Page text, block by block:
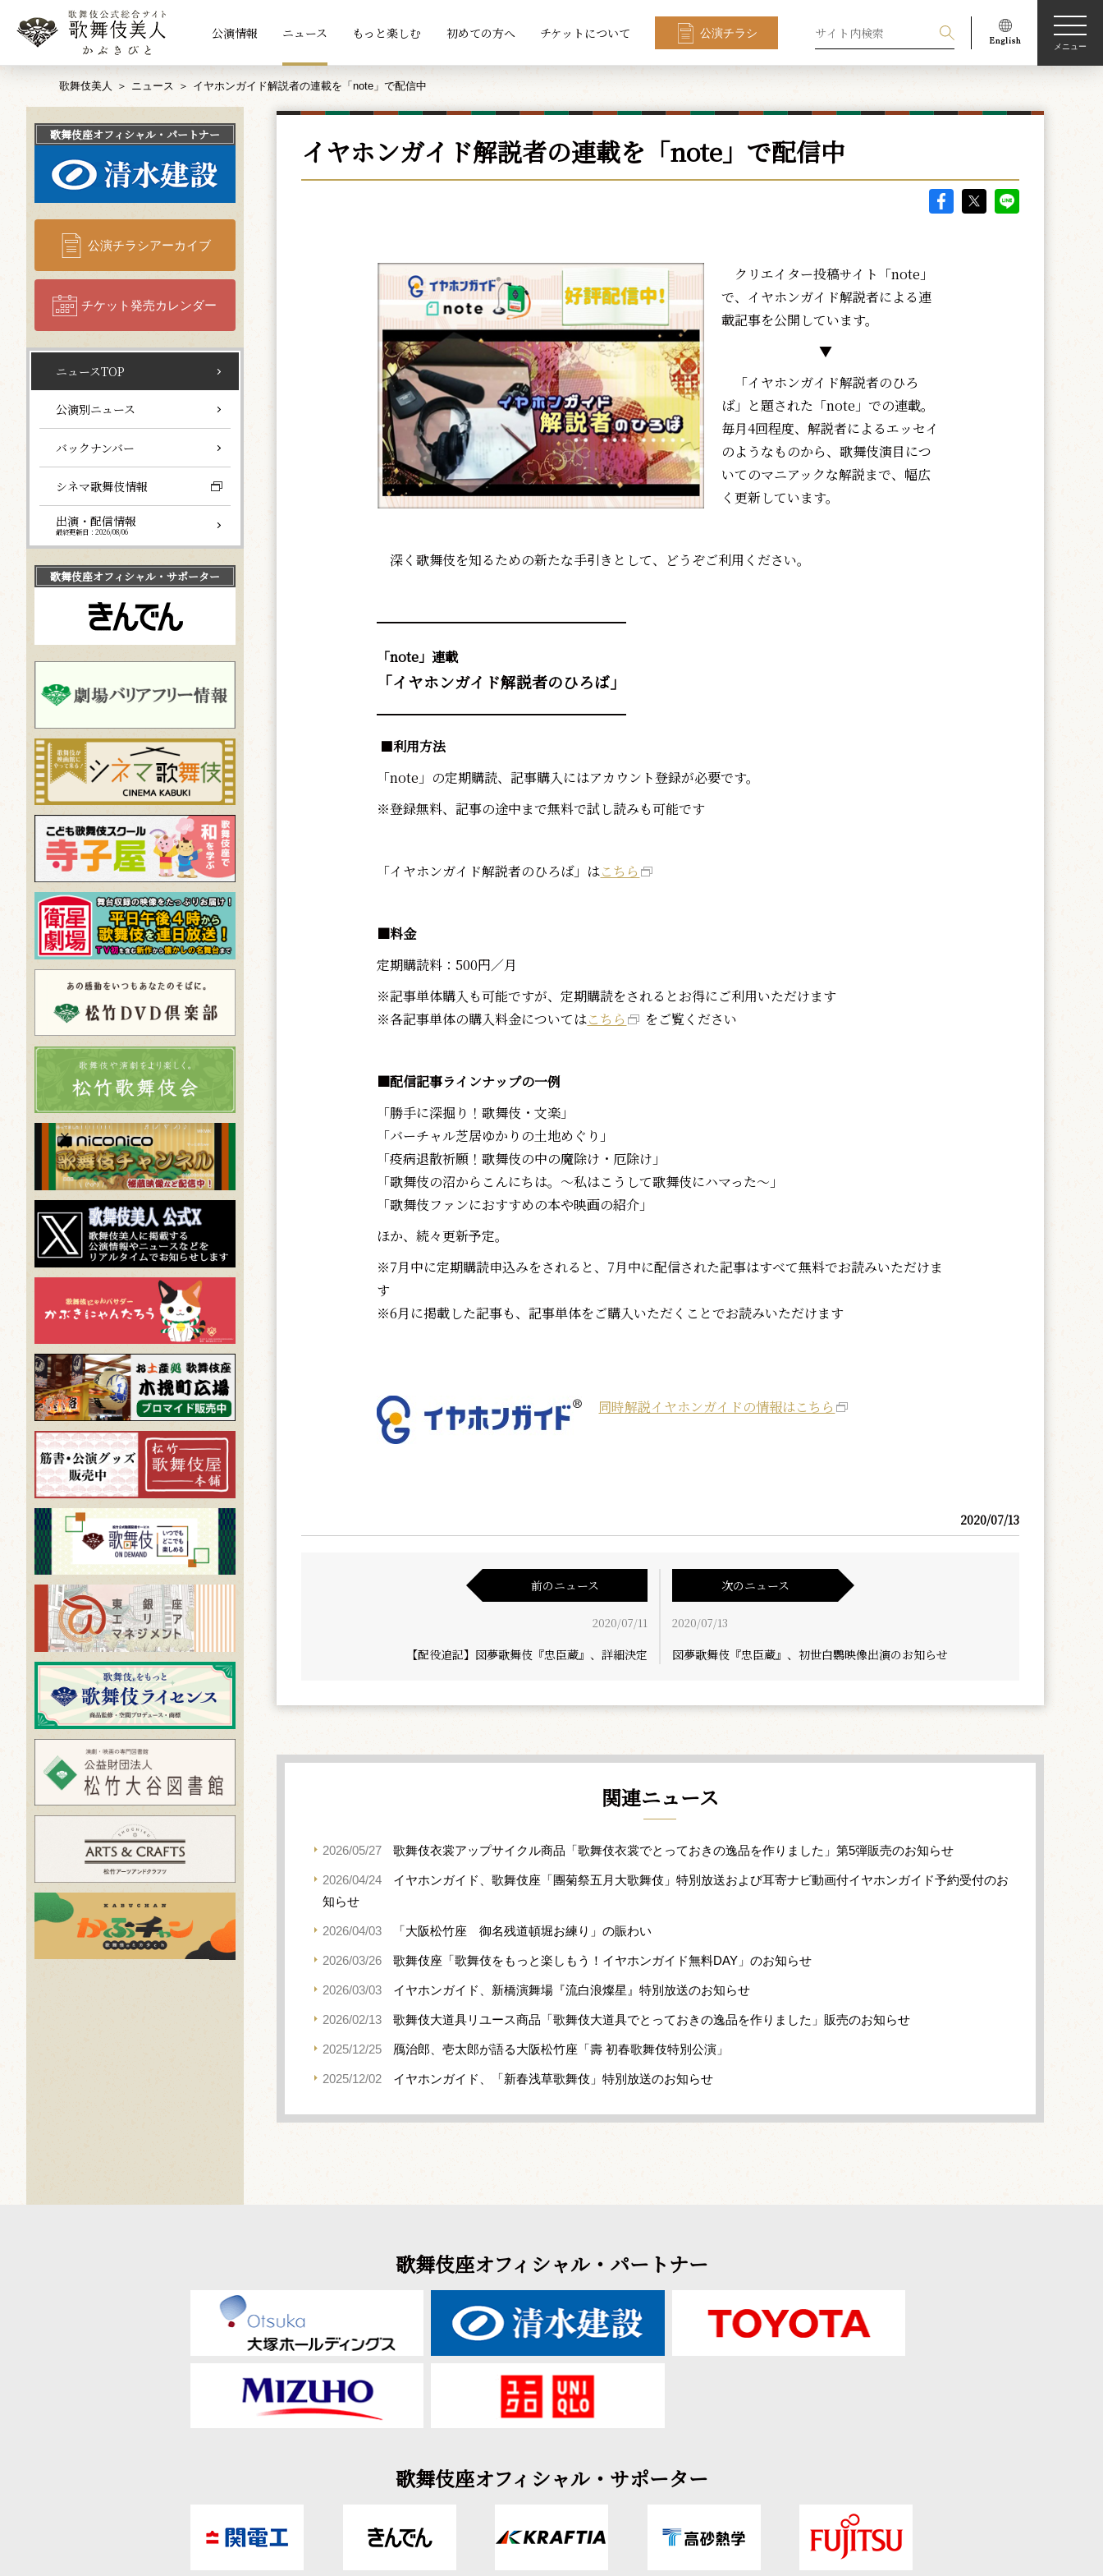
公演情報 ニュース もっと楽しむ 初めての方へ チケットについて 公演チラシ
メニュー
歌舞伎美人 ニュース イヤホンガイド解説者の連載を「note」で配信中
イヤホンガイド解説者の連載を「note」で配信中
クリエイター投稿サイト「note」
で、イヤホンガイド解説者による連
載記事を公開しています。
▼
「イヤホンガイド解説者のひろ
ば」と題された「note」での連載。
毎月4回程度、解説者によるエッセイ
のようなものから、歌舞伎演目につ
いてのマニアックな解説まで、幅広
く更新しています。
深く歌舞伎を知るための新たな手引きとして、どうぞご利用ください。
━━━━━━━━━━━━━━━━━━━
「note」連載
「イヤホンガイド解説者のひろば」
━━━━━━━━━━━━━━━━━━━
■利用方法
「note」の定期購読、記事購入にはアカウント登録が必要です。
※登録無料、記事の途中まで無料で試し読みも可能です
「イヤホンガイド解説者のひろば」はこちら
■料金
定期購読料：500円／月
※記事単体購入も可能ですが、定期購読をされるとお得にご利用いただけます
※各記事単体の購入料金についてはこちら をご覧ください
■配信記事ラインナップの一例
「勝手に深掘り！歌舞伎・文楽」
「バーチャル芝居ゆかりの土地めぐり」
「疫病退散祈願！歌舞伎の中の魔除け・厄除け」
「歌舞伎の沼からこんにちは。〜私はこうして歌舞伎にハマった〜」
「歌舞伎ファンにおすすめの本や映画の紹介」
ほか、続々更新予定。
※7月中に定期購読申込みをされると、7月中に配信された記事はすべて無料でお読みいただけま
す
※6月に掲載した記事も、記事単体をご購入いただくことでお読みいただけます
同時解説イヤホンガイドの情報はこちら
2020/07/13
前のニュース
2020/07/11
【配役追記】図夢歌舞伎『忠臣蔵』、詳細決定
次のニュース
2020/07/13
図夢歌舞伎『忠臣蔵』、初世白鸚映像出演のお知らせ
関連ニュース
2026/05/27 歌舞伎衣裳アップサイクル商品「歌舞伎衣裳でとっておきの逸品を作りました」第5弾販売のお知らせ
2026/04/24
イヤホンガイド、歌舞伎座「團菊祭五月大歌舞伎」特別放送および耳寄ナビ動画付イヤホンガイド予約受付のお
知らせ
2026/04/03 「大阪松竹座 御名残道頓堀お練り」の賑わい
2026/03/26 歌舞伎座「歌舞伎をもっと楽しもう！イヤホンガイド無料DAY」のお知らせ
2026/03/03 イヤホンガイド、新橋演舞場『流白浪燦星』特別放送のお知らせ
2026/02/13 歌舞伎大道具リユース商品「歌舞伎大道具でとっておきの逸品を作りました」販売のお知らせ
2025/12/25 鴈治郎、壱太郎が語る大阪松竹座「壽 初春歌舞伎特別公演」
2025/12/02 イヤホンガイド、「新春浅草歌舞伎」特別放送のお知らせ
歌舞伎座オフィシャル・パートナー
公演チラシアーカイブ
チケット発売カレンダー
ニュースTOP
公演別ニュース
バックナンバー
シネマ歌舞伎情報
出演・配信情報
最終更新日：2026/08/06
歌舞伎座オフィシャル・サポーター
歌舞伎座オフィシャル・パートナー
歌舞伎座オフィシャル・サポーター